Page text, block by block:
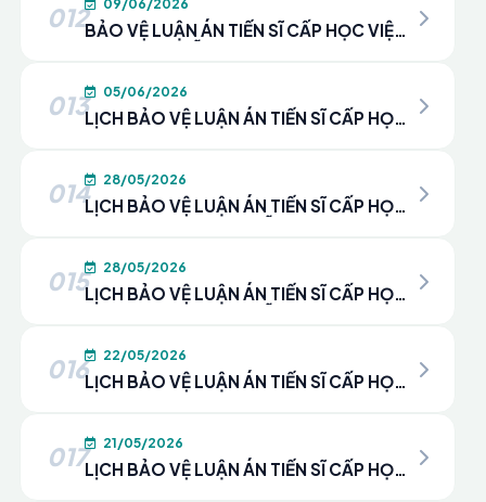
012 09/06/2026
BẢO VỆ LUẬN ÁN TIẾN SĨ CẤP HỌC VIỆN
013 05/06/2026
LỊCH BẢO VỆ LUẬN ÁN TIẾN SĨ CẤP HỌC
014 28/05/2026
LỊCH BẢO VỆ LUẬN ÁN TIẾN SĨ CẤP HỌC
015 28/05/2026
LỊCH BẢO VỆ LUẬN ÁN TIẾN SĨ CẤP HỌC
016 22/05/2026
LỊCH BẢO VỆ LUẬN ÁN TIẾN SĨ CẤP HỌC
017 21/05/2026
LỊCH BẢO VỆ LUẬN ÁN TIẾN SĨ CẤP HỌC